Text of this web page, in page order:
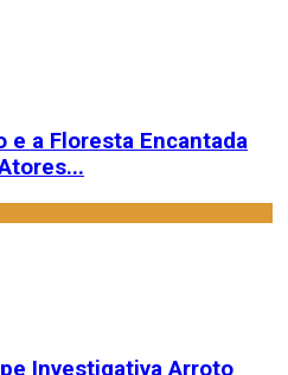
e a Floresta Encantada
Investigativa Arroto